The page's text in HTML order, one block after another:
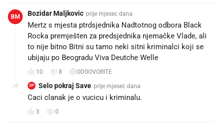
BM Bozidar Maljkovic prije mjesec dana
Mertz s mjesta ptrdsjednika Nadtotnog odbora Black
Rocka premješten za predsjednika njemačke Vlade, ali
to nije bitno Bitni su tamo neki sitni kriminalci koji se
ubijaju po Beogradu Viva Deutche Welle
10 8 ODGOVORITE
SP Selo pokraj Save prije mjesec dana
Caci clanak je o vucicu i kriminalu.
3 0